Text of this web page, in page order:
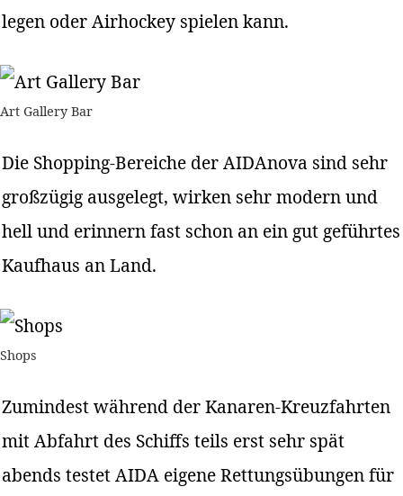
legen oder Airhockey spielen kann.
Art Gallery Bar
Die Shopping-Bereiche der AIDAnova sind sehr
großzügig ausgelegt, wirken sehr modern und
hell und erinnern fast schon an ein gut geführtes
Kaufhaus an Land.
Shops
Zumindest während der Kanaren-Kreuzfahrten
mit Abfahrt des Schiffs teils erst sehr spät
abends testet AIDA eigene Rettungsübungen für